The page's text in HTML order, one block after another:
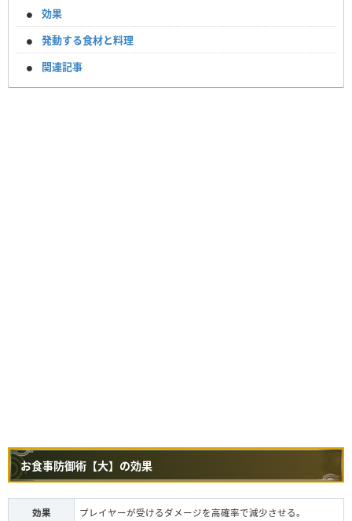
効果
発動する食材と料理
関連記事
お食事防御術【大】の効果
効果 プレイヤーが受けるダメージを高確率で減少させる。